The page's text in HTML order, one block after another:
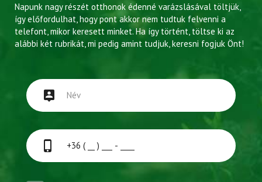
Napunk nagy részét otthonok édenné varázslásával töltjük,
így előfordulhat, hogy pont akkor nem tudtuk felvenni a
telefont, mikor keresett minket. Ha így történt, töltse ki az
alábbi két rubrikát, mi pedig amint tudjuk, keresni fogjuk Önt!